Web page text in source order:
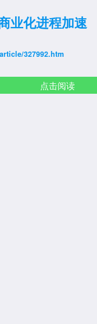
业化进程加速
327992.htm
点击阅读